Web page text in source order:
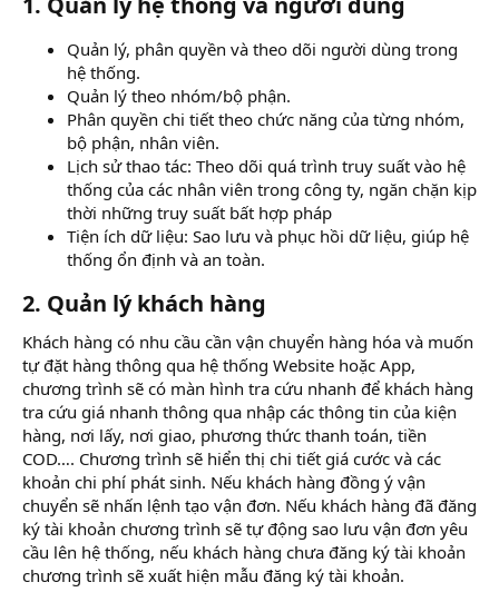
Quản lý, phân quyền và theo dõi người dùng trong
hệ thống.
Quản lý theo nhóm/bộ phận.
Phân quyền chi tiết theo chức năng của từng nhóm,
bộ phận, nhân viên.
Lịch sử thao tác: Theo dõi quá trình truy suất vào hệ
thống của các nhân viên trong công ty, ngăn chặn kịp
thời những truy suất bất hợp pháp
Tiện ích dữ liệu: Sao lưu và phục hồi dữ liệu, giúp hệ
thống ổn định và an toàn.
2. Quản lý khách hàng
Khách hàng có nhu cầu cần vận chuyển hàng hóa và muốn
tự đặt hàng thông qua hệ thống Website hoặc App,
chương trình sẽ có màn hình tra cứu nhanh để khách hàng
tra cứu giá nhanh thông qua nhập các thông tin của kiện
hàng, nơi lấy, nơi giao, phương thức thanh toán, tiền
COD…. Chương trình sẽ hiển thị chi tiết giá cước và các
khoản chi phí phát sinh. Nếu khách hàng đồng ý vận
chuyển sẽ nhấn lệnh tạo vận đơn. Nếu khách hàng đã đăng
ký tài khoản chương trình sẽ tự động sao lưu vận đơn yêu
cầu lên hệ thống, nếu khách hàng chưa đăng ký tài khoản
chương trình sẽ xuất hiện mẫu đăng ký tài khoản.